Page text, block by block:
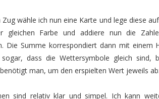
wähle ich nun eine Karte und lege diese
gleichen Farbe und addiere nun die
Die Summe korrespondiert dann mit einem
dass die Wettersymbole gleich sind,
man, um den erspielten Wert jeweils
sind relativ klar und simpel. Ich kann